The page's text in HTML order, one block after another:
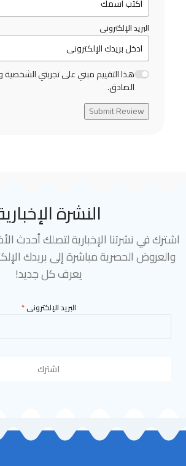
البريد الإلكترونى
هذا التقييم مبني على تجربتي الشخصية
الصادق.
Submit Review
النشرة
اشترك في نشرتنا الإخبارية لتصلك أحدث
والعروض الحصرية مباشرة إلى بريدك
يعرف كل جديد!
البريد الإلكترونى*
اشترك